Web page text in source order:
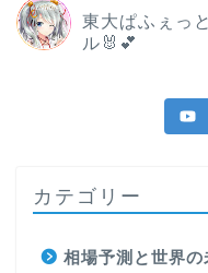
東大ぱふぇっ
ル🐰💕
カテゴリー
相場予測と世界の